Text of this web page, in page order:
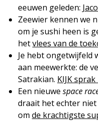
eeuwen geleden:
Zeewier kennen we
om je sushi heen is
hetvlees van de
Je hebt ongetwijfeld
aan meewerkte: de
Satrakian. KIJK
Een nieuwe space
draait het echter
om de krachtigste